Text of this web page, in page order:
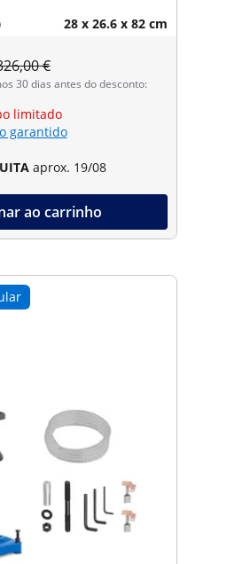
28 x 26.6 x 82 cm
€
30 dias antes do desconto:
limitado
garantido
aprox. 19/08
ao carrinho